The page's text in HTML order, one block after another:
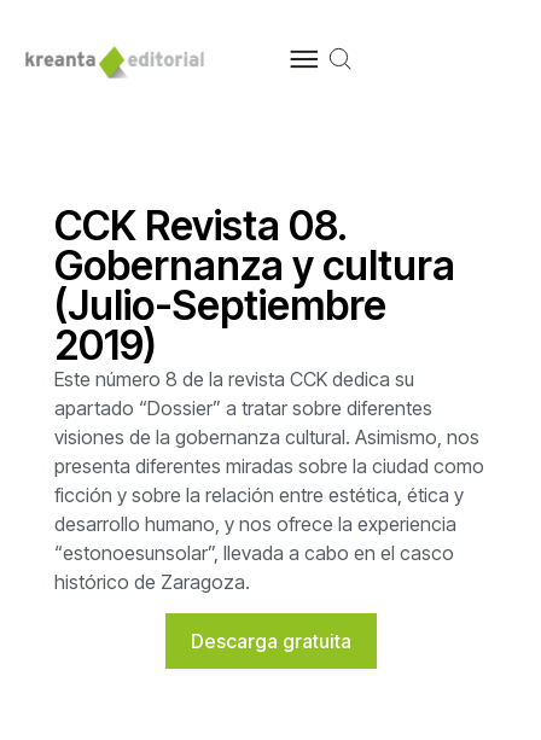
CCK Revista 08.
Gobernanza y cultura
(Julio-Septiembre
2019)
Este número 8 de la revista CCK dedica su
apartado “Dossier” a tratar sobre diferentes
visiones de la gobernanza cultural. Asimismo, nos
presenta diferentes miradas sobre la ciudad como
ficción y sobre la relación entre estética, ética y
desarrollo humano, y nos ofrece la experiencia
“estonoesunsolar”, llevada a cabo en el casco
histórico de Zaragoza.
Descarga gratuita